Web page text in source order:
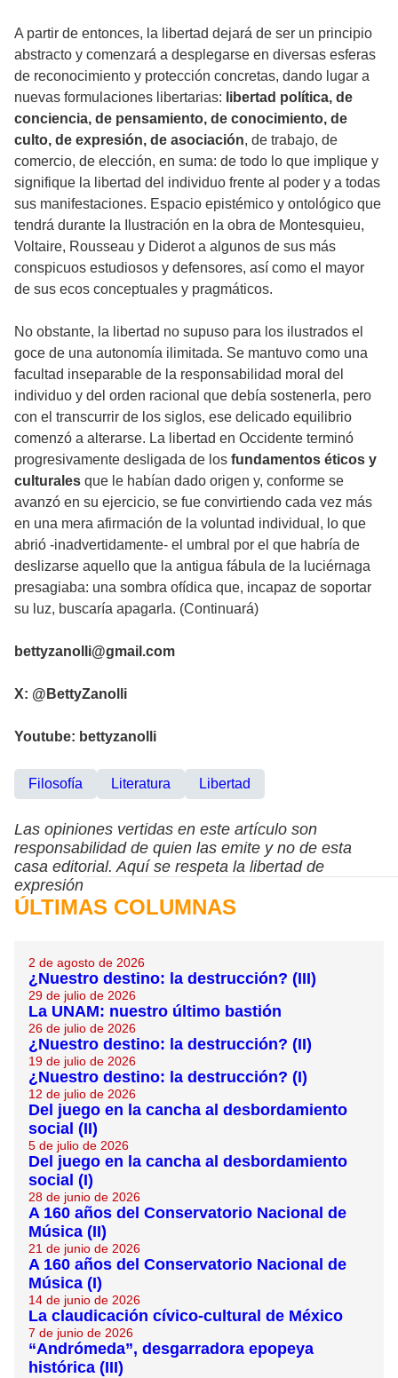
A partir de entonces, la libertad dejará de ser un principio
abstracto y comenzará a desplegarse en diversas esferas
de reconocimiento y protección concretas, dando lugar a
nuevas formulaciones libertarias: libertad política, de
conciencia, de pensamiento, de conocimiento, de
culto, de expresión, de asociación, de trabajo, de
comercio, de elección, en suma: de todo lo que implique y
signifique la libertad del individuo frente al poder y a todas
sus manifestaciones. Espacio epistémico y ontológico que
tendrá durante la Ilustración en la obra de Montesquieu,
Voltaire, Rousseau y Diderot a algunos de sus más
conspicuos estudiosos y defensores, así como el mayor
de sus ecos conceptuales y pragmáticos.
No obstante, la libertad no supuso para los ilustrados el
goce de una autonomía ilimitada. Se mantuvo como una
facultad inseparable de la responsabilidad moral del
individuo y del orden racional que debía sostenerla, pero
con el transcurrir de los siglos, ese delicado equilibrio
comenzó a alterarse. La libertad en Occidente terminó
progresivamente desligada de los fundamentos éticos y
culturales que le habían dado origen y, conforme se
avanzó en su ejercicio, se fue convirtiendo cada vez más
en una mera afirmación de la voluntad individual, lo que
abrió -inadvertidamente- el umbral por el que habría de
deslizarse aquello que la antigua fábula de la luciérnaga
presagiaba: una sombra ofídica que, incapaz de soportar
su luz, buscaría apagarla. (Continuará)
bettyzanolli@gmail.com
X: @BettyZanolli
Youtube: bettyzanolli
Filosofía Literatura Libertad
Las opiniones vertidas en este artículo son
responsabilidad de quien las emite y no de esta
casa editorial. Aquí se respeta la libertad de
expresión
ÚLTIMAS COLUMNAS
2 de agosto de 2026
¿Nuestro destino: la destrucción? (III)
29 de julio de 2026
La UNAM: nuestro último bastión
26 de julio de 2026
¿Nuestro destino: la destrucción? (II)
19 de julio de 2026
¿Nuestro destino: la destrucción? (I)
12 de julio de 2026
Del juego en la cancha al desbordamiento
social (II)
5 de julio de 2026
Del juego en la cancha al desbordamiento
social (I)
28 de junio de 2026
A 160 años del Conservatorio Nacional de
Música (II)
21 de junio de 2026
A 160 años del Conservatorio Nacional de
Música (I)
14 de junio de 2026
La claudicación cívico-cultural de México
7 de junio de 2026
“Andrómeda”, desgarradora epopeya
histórica (III)